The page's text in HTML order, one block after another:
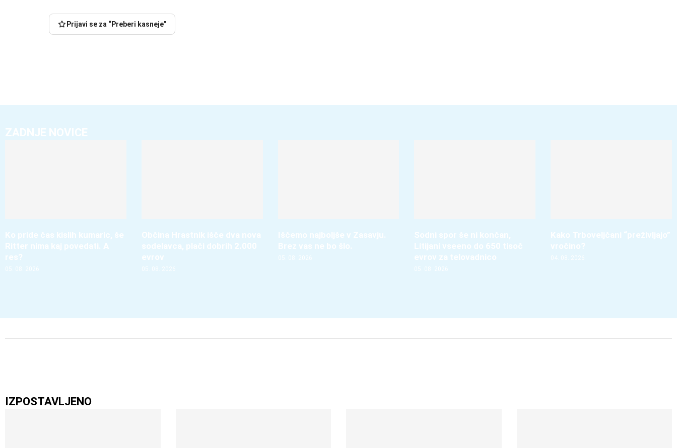
Prijavi se za “Preberi kasneje”
ZADNJE NOVICE
Ko pride čas kislih kumaric, še
Ritter nima kaj povedati. A
res?
05. 08. 2026
Občina Hrastnik išče dva nova
sodelavca, plači dobrih 2.000
evrov
05. 08. 2026
Iščemo najboljše v Zasavju.
Brez vas ne bo šlo.
05. 08. 2026
Sodni spor še ni končan,
Litijani vseeno do 650 tisoč
evrov za telovadnico
05. 08. 2026
Kako Trboveljčani “preživljajo”
vročino?
04. 08. 2026
IZPOSTAVLJENO